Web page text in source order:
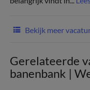
Bekijk meer
Gerelateerde
banenbank |